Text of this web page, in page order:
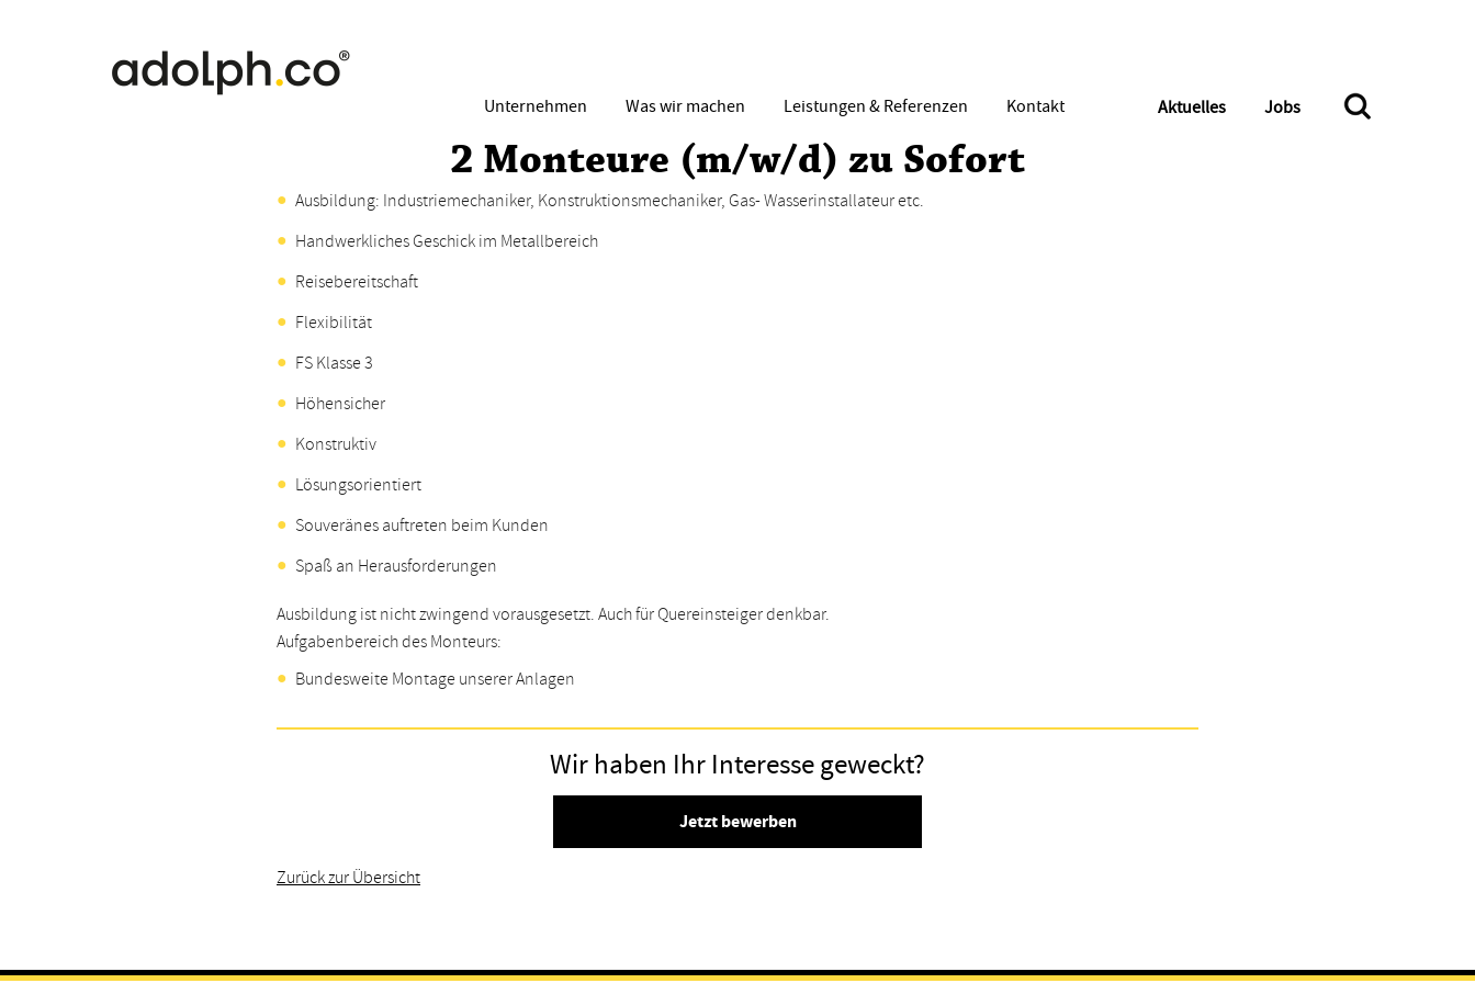
Unternehmen Was wir machen Leistungen & Referenzen Kontakt Aktuelles Jobs
2 Monteure (m/w/d) zu Sofort
Ausbildung: Industriemechaniker, Konstruktionsmechaniker, Gas- Wasserinstallateur etc.
Handwerkliches Geschick im Metallbereich
Reisebereitschaft
Flexibilität
FS Klasse 3
Höhensicher
Konstruktiv
Lösungsorientiert
Souveränes auftreten beim Kunden
Spaß an Herausforderungen
Ausbildung ist nicht zwingend vorausgesetzt. Auch für Quereinsteiger denkbar.
Aufgabenbereich des Monteurs:
Bundesweite Montage unserer Anlagen
Wir haben Ihr Interesse geweckt?
Jetzt bewerben
Zurück zur Übersicht